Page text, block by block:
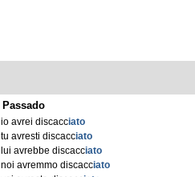
Passado
io avrei discacciato
tu avresti discacciato
lui avrebbe discacciato
noi avremmo discacciato